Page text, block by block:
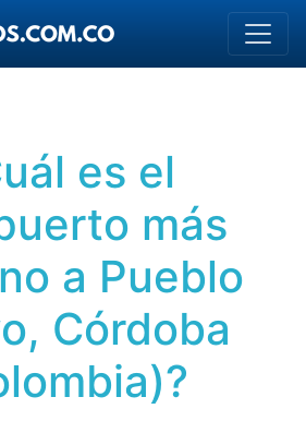
es el
más
a Pueblo
Córdoba